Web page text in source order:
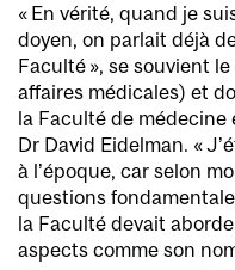
« En vérité, quand je
doyen, on parlait déjà
Faculté », se souvient
affaires médicales) et
la Faculté de médecine
Dr David Eidelman. «
à l’époque, car selon
questions
la Faculté devait
aspects comme son